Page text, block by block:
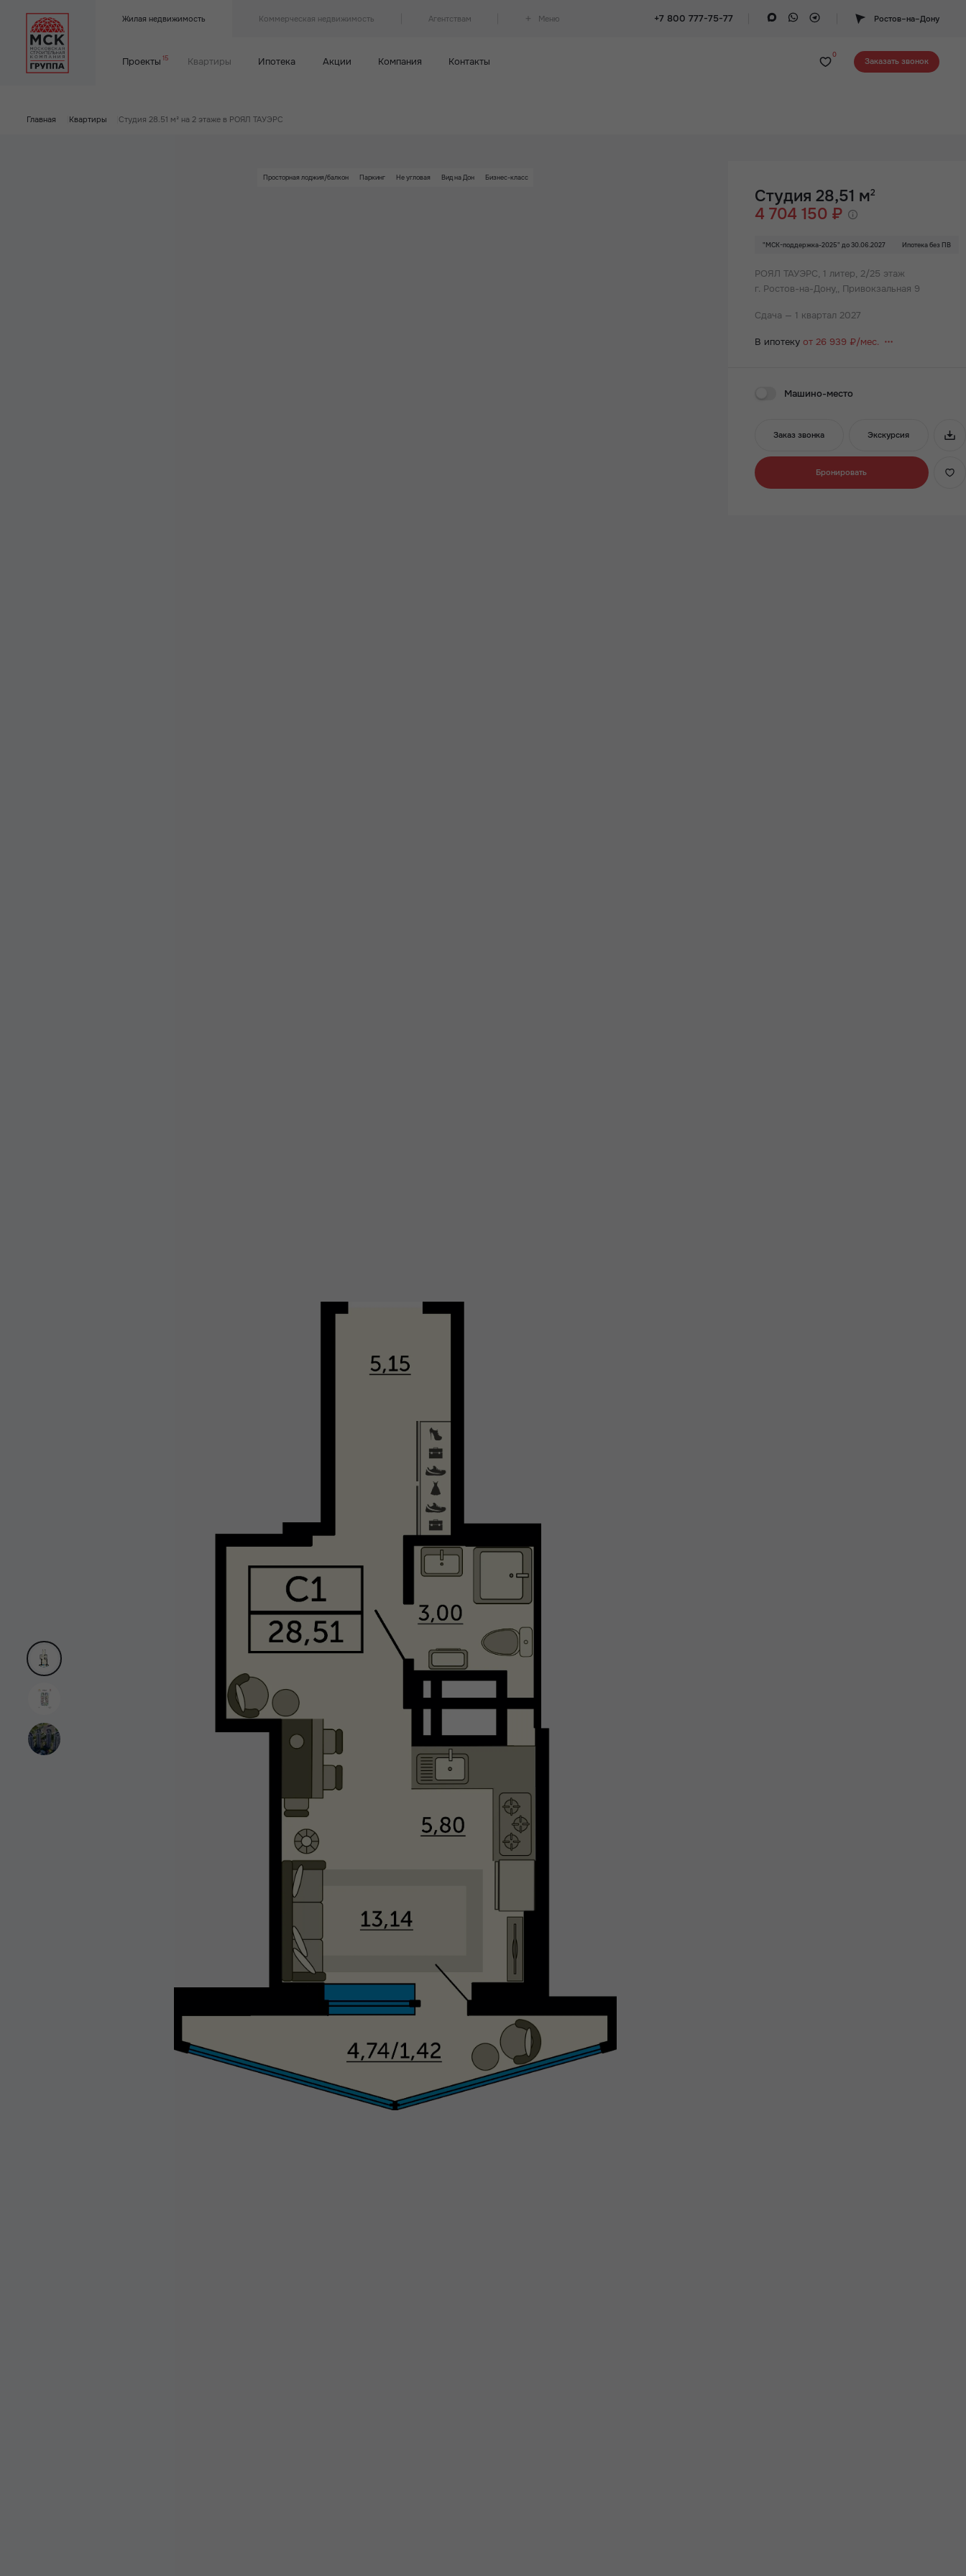
Жилая недвижимость Коммерческая недвижимость Агентствам Меню +7 800 777-75-77 Ростов–на–Дону
Проекты 15 Квартиры Ипотека Акции Компания Контакты
0
Заказать звонок
Главная Квартиры Студия 28.51 м² на 2 этаже в РОЯЛ ТАУЭРС
Просторная лоджия/балкон Паркинг Не угловая Вид на Дон Бизнес-класс
Студия 28,51 м2
4 704 150 ₽
"МСК-поддержка-2025" до 30.06.2027 Ипотека без ПВ
РОЯЛ ТАУЭРС, 1 литер, 2/25 этаж
г. Ростов-на-Дону,, Привокзальная 9
Сдача — 1 квартал 2027
В ипотеку от 26 939 ₽/мес.
Машино-место
Заказ звонка Экскурсия
Бронировать